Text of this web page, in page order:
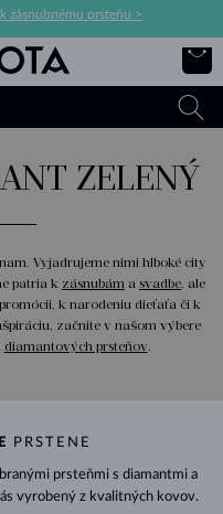
zásnubnému prsteňu >
ZELENÝ
Vyjadrujeme nimi hlboké city
patria k zásnubám a svadbe, ale
k narodeniu dieťaťa či k
začnite v našom výbere
diamantových prsteňov.
PRSTENE
prsteňmi s diamantmi a
vyrobený z kvalitných kovov.